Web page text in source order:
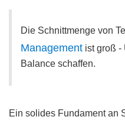
Die Schnittmenge von
Management ist groß -
Balance schaffen.
Ein solides Fundament an